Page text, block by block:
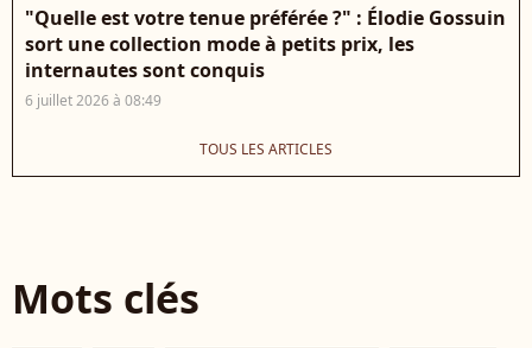
"Quelle est votre tenue préférée ?" : Élodie Gossuin
sort une collection mode à petits prix, les
internautes sont conquis
6 juillet 2026 à 08:49
TOUS LES ARTICLES
Mots clés